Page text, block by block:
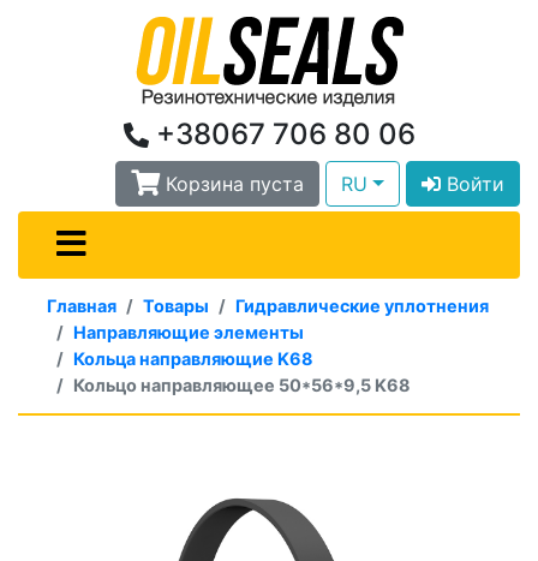
+38067 706 80 06
Корзина пуста RU Войти
Главная Товары
Гидравлические уплотнения
Направляющие элементы
Кольца направляющие K68
Кольцо направляющее 50*56*9,5 K68